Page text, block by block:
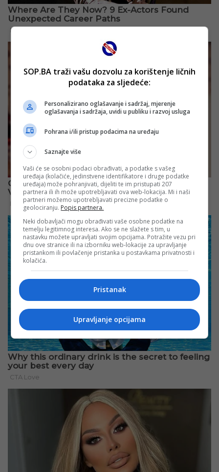
SOP.BA traži vašu dozvolu za korištenje ličnih
podataka za sljedeće:
Personalizirano oglašavanje i sadržaj, mjerenje
oglašavanja i sadržaja, uvidi u publiku i razvoj usluga
Pohrana i/ili pristup podacima na uređaju
Saznajte više
Vaši će se osobni podaci obrađivati, a podatke s vašeg
uređaja (kolačiće, jedinstvene identifikatore i druge podatke
uređaja) može pohranjivati, dijeliti te im pristupati 207
partnera ili ih može upotrebljavati ova web-lokacija. Mi i naši
partneri možemo upotrebljavati precizne podatke o
geolociranju. Popis partnera.
Neki dobavljači mogu obrađivati vaše osobne podatke na
temelju legitimnog interesa. Ako se ne slažete s tim, u
nastavku možete upravljati svojim opcijama. Potražite vezu pri
dnu ove stranice ili na izborniku web-lokacije za upravljanje
pristankom ili povlačenje pristanka u postavkama privatnosti i
kolačića.
Pristanak
Upravljanje opcijama